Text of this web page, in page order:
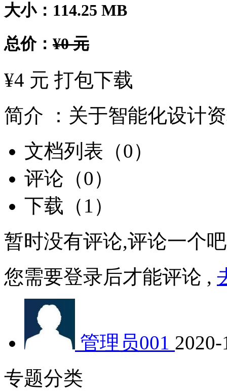
大小：114.25 MB
总价： ¥0 元
¥4 元 打包下载
简介 ： 关于智能化设计
文档列表（0）
评论（0）
下载（1）
暂时没有评论,评论一个
您需要登录后才能评论 ,
管理员001
专题分类